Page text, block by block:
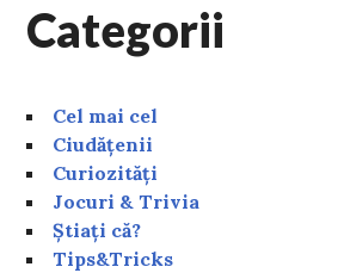
Categorii
Cel mai cel
Ciudățenii
Curiozități
Jocuri & Trivia
Știați că?
Tips&Tricks